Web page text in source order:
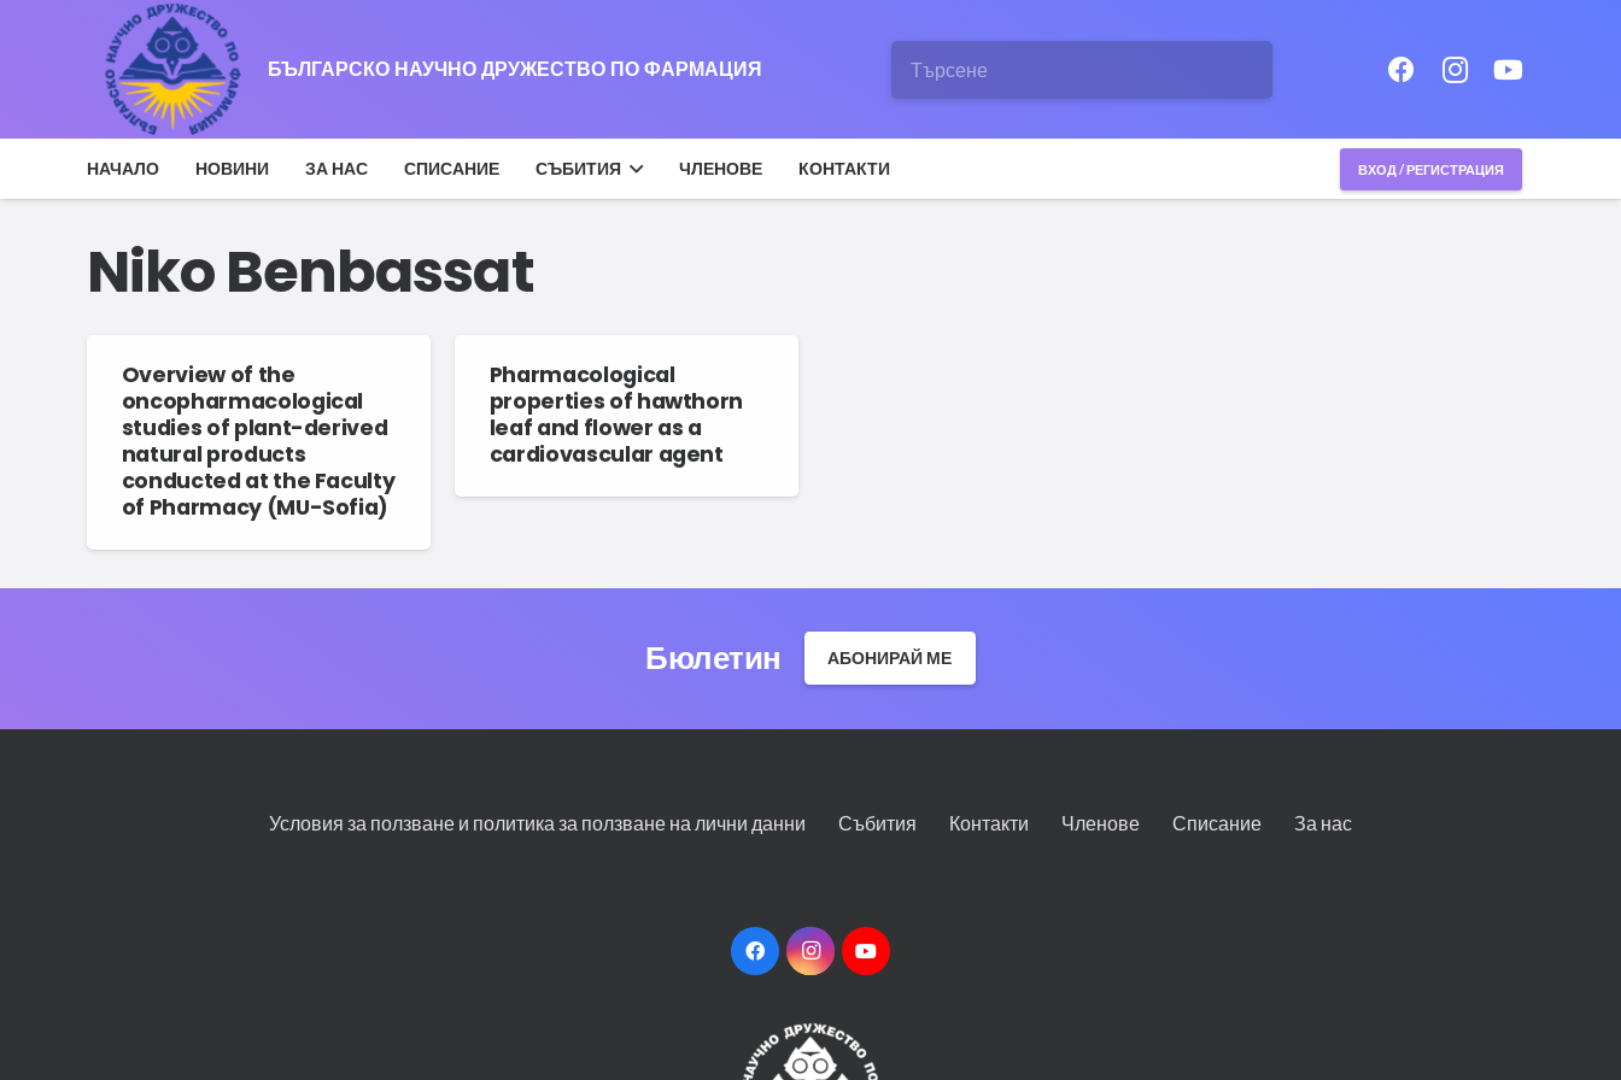
БЪЛГАРСКО НАУЧНО ДРУЖЕСТВО ПО ФАРМАЦИЯ
НАЧАЛО НОВИНИ ЗА НАС СПИСАНИЕ СЪБИТИЯ ЧЛЕНОВЕ КОНТАКТИ ВХОД / РЕГИСТРАЦИЯ
Niko Benbassat
Overview of the
oncopharmacological
studies of plant-derived
natural products
conducted at the Faculty
of Pharmacy (MU-Sofia)
Pharmacological
properties of hawthorn
leaf and flower as a
cardiovascular agent
Бюлетин АБОНИРАЙ МЕ
Условия за ползване и политика за ползване на лични данни Събития Контакти Членове Списание За нас